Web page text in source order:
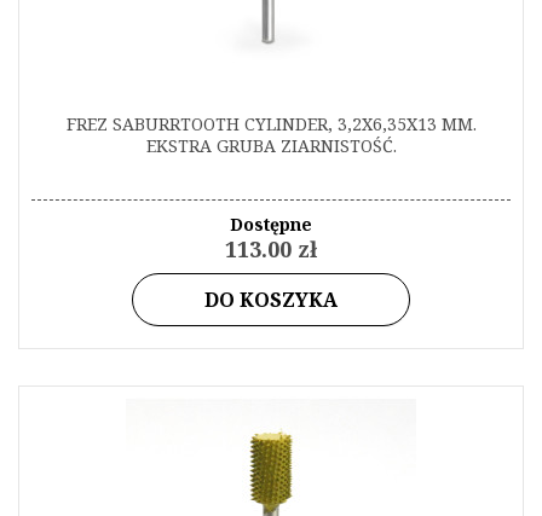
FREZ SABURRTOOTH CYLINDER, 3,2X6,35X13 MM.
EKSTRA GRUBA ZIARNISTOŚĆ.
Dostępne
113.00 zł
DO KOSZYKA